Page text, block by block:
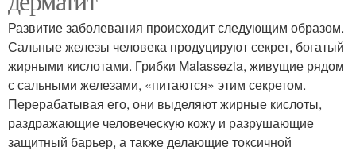
Развитие заболевания происходит следующим образом.
Сальные железы человека продуцируют секрет, богатый
жирными кислотами. Грибки Malassezia, живущие рядом
с сальными железами, «питаются» этим секретом.
Перерабатывая его, они выделяют жирные кислоты,
раздражающие человеческую кожу и разрушающие
защитный барьер, а также делающие токсичной